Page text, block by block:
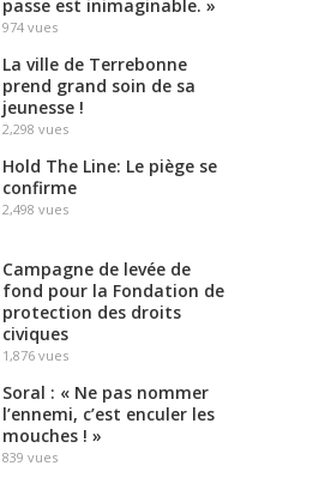
passe est inimaginable. »
974 vues
La ville de Terrebonne
prend grand soin de sa
jeunesse !
2,298 vues
Hold The Line: Le piège se
confirme
2,498 vues
Campagne de levée de
fond pour la Fondation de
protection des droits
civiques
1,876 vues
Soral : « Ne pas nommer
l’ennemi, c’est enculer les
mouches ! »
839 vues